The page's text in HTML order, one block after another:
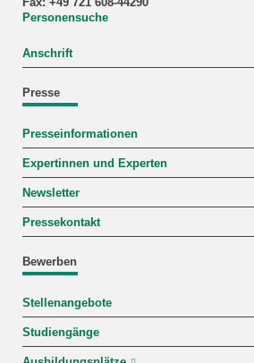
Fax: +49 721 608-44290
Personensuche
Anschrift
Presse
Presseinformationen
Expertinnen und Experten
Newsletter
Pressekontakt
Bewerben
Stellenangebote
Studiengänge